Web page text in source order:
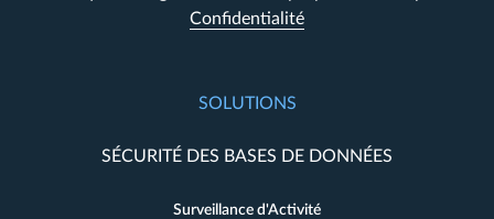
Confidentialité
SOLUTIONS
SÉCURITÉ DES BASES DE DONNÉES
Surveillance d'Activité